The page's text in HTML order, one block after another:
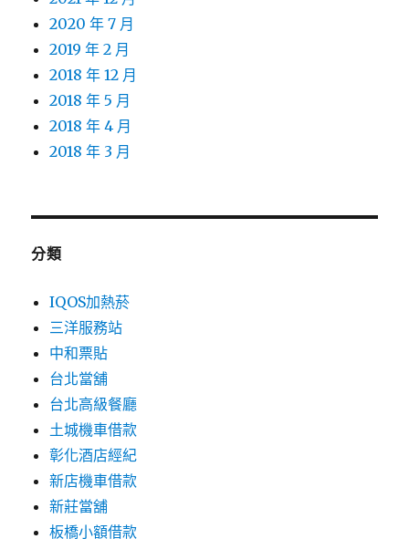
2020 年 7 月
2019 年 2 月
2018 年 12 月
2018 年 5 月
2018 年 4 月
2018 年 3 月
分類
IQOS加熱菸
三洋服務站
中和票貼
台北當舖
台北高級餐廳
土城機車借款
彰化酒店經紀
新店機車借款
新莊當舖
板橋小額借款